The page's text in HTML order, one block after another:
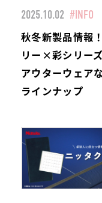
2025.10.02 #INFO
秋冬新製品情報
リー×彩シリー
アウターウェア
ラインナップ